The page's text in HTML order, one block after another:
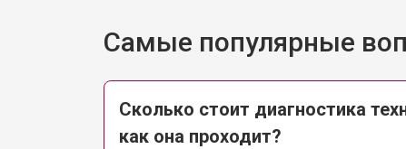
Самые популярные
Сколько стоит диагностика
как она проходит?